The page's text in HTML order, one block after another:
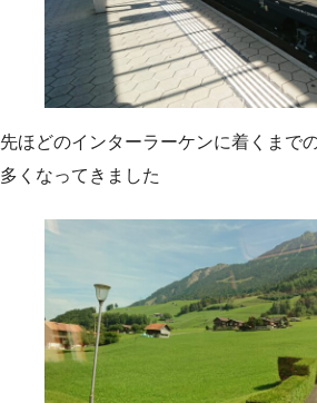
先ほどのインターラーケンに着くまで
多くなってきました